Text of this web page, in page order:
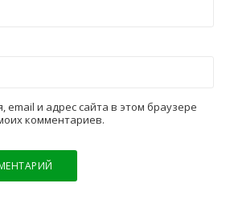
email и адрес сайта в этом браузере
комментариев.